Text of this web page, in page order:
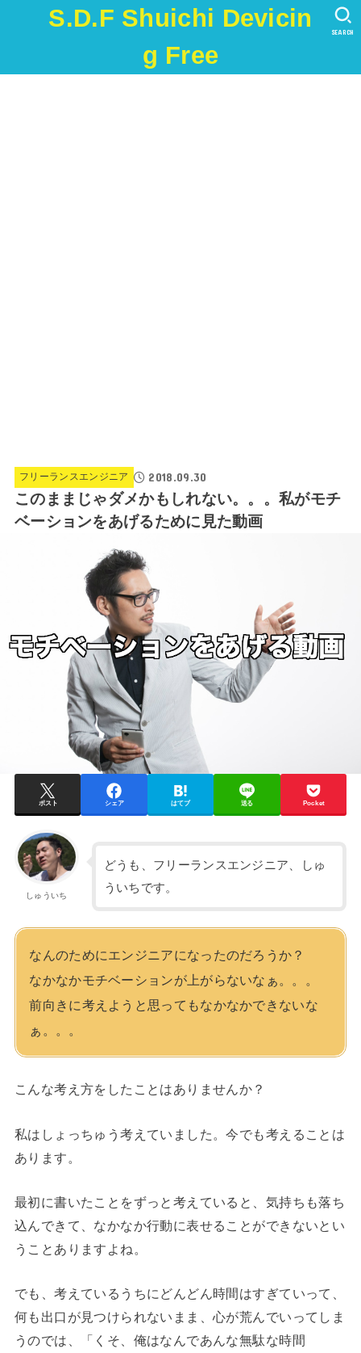
S.D.F Shuichi Devicin
g Free
SEARCH
フリーランスエンジニア 2018.09.30
このままじゃダメかもしれない。。。私がモチ
ベーションをあげるために見た動画
ポスト シェア はてブ 送る Pocket
しゅういち
どうも、フリーランスエンジニア、しゅ
ういちです。
なんのためにエンジニアになったのだろうか？
なかなかモチベーションが上がらないなぁ。。。
前向きに考えようと思ってもなかなかできないな
ぁ。。。
こんな考え方をしたことはありませんか？
私はしょっちゅう考えていました。今でも考えることは
あります。
最初に書いたことをずっと考えていると、気持ちも落ち
込んできて、なかなか行動に表せることができないとい
うことありますよね。
でも、考えているうちにどんどん時間はすぎていって、
何も出口が見つけられないまま、心が荒んでいってしま
うのでは、「くそ、俺はなんであんな無駄な時間